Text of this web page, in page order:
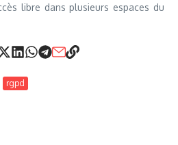
libre dans plusieurs espaces du
rgpd